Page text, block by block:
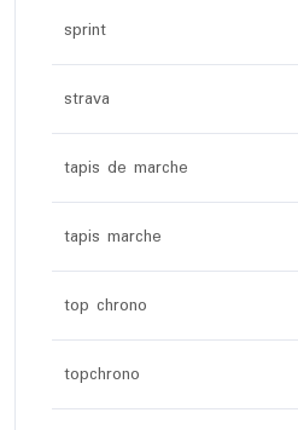
sprint
strava
tapis de marche
tapis marche
top chrono
topchrono